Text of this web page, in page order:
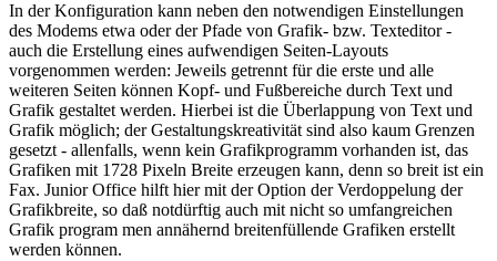
In der Konfiguration kann neben den notwendigen Einstellungen
des Modems etwa oder der Pfade von Grafik- bzw. Texteditor -
auch die Erstellung eines aufwendigen Seiten-Layouts
vorgenommen werden: Jeweils getrennt für die erste und alle
weiteren Seiten können Kopf- und Fußbereiche durch Text und
Grafik gestaltet werden. Hierbei ist die Überlappung von Text und
Grafik möglich; der Gestaltungskreativität sind also kaum Grenzen
gesetzt - allenfalls, wenn kein Grafikprogramm vorhanden ist, das
Grafiken mit 1728 Pixeln Breite erzeugen kann, denn so breit ist ein
Fax. Junior Office hilft hier mit der Option der Verdoppelung der
Grafikbreite, so daß notdürftig auch mit nicht so umfangreichen
Grafik program men annähernd breitenfüllende Grafiken erstellt
werden können.